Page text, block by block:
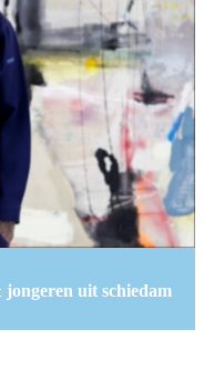
uit schiedam